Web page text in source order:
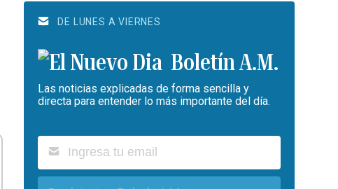
DE LUNES A VIERNES
Boletín A.M.
Las noticias explicadas de forma sencilla y
directa para entender lo más importante del día.